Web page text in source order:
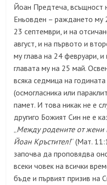
Йоан Предтеча, всъщност
Еньовден – раждането му
23 септември, и на
август, и на първото и
му глава на 24 февруари,
главата му на 25 май.
всяка седмица на
(осмогласника или
памет. И това никак не е
другиго Божият Син не е
„Между родените от жени
Йоан Кръстител!“ (Мат.
започва да проповядва
всеки човек на всички
бъде и първият призив на